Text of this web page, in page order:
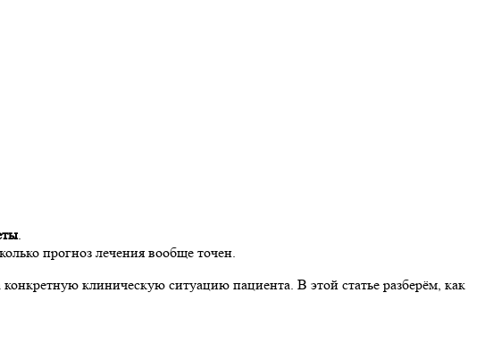
.
прогноз лечения вообще точен.
клиническую ситуацию пациента. В этой статье разберём, как